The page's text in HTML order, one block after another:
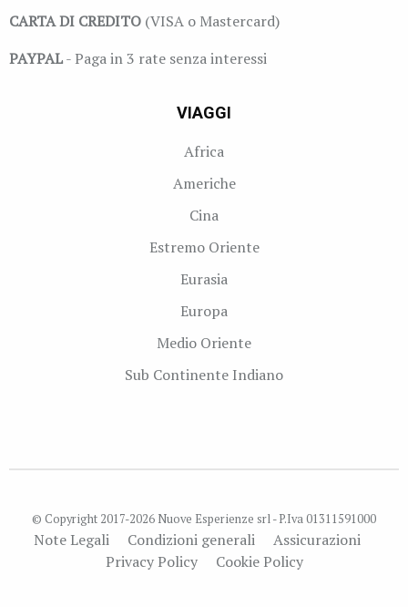
CARTA DI CREDITO (VISA o Mastercard)
PAYPAL- Paga in 3 rate senza interessi
VIAGGI
Africa
Americhe
Cina
Estremo Oriente
Eurasia
Europa
Medio Oriente
Sub Continente Indiano
© Copyright 2017-2026 Nuove Esperienze srl - P.Iva 01311591000
Note Legali Condizioni generali
Assicurazioni
Privacy Policy
Cookie Policy